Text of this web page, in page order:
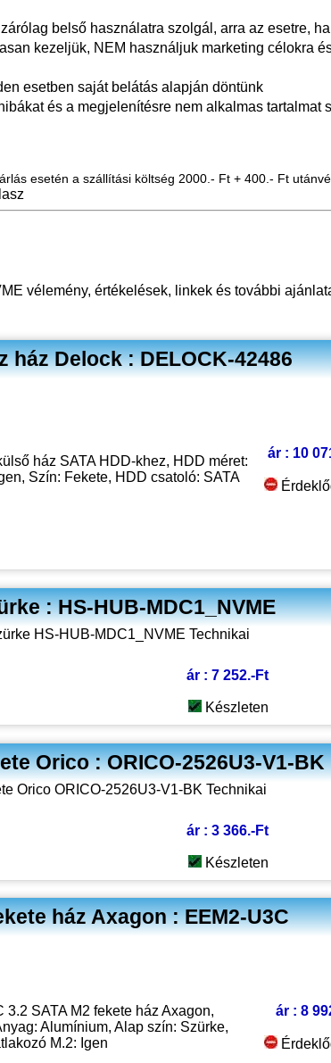
belső használatra szolgál, arra az esetre, ha
kezeljük, NEM használjuk marketing célokra
esetben saját belátás alapján döntünk
és a megjelenítésre nem alkalmas tartalmat
esetén a szállítási költség 2000.- Ft + 400.- Ft
vélemény, értékelések, linkekés további
ház Delock : DELOCK-42486
ház SATA HDD-khez, HDD méret:
Szín: Fekete, HDD csatoló: SATA
ár : 10
: HS-HUB-MDC1_NVME
ár : 7 252.-Ft
Készleten
Orico : ORICO-2526U3-V1-BK
ár : 3 366.-Ft
Készleten
ház Axagon : EEM2-U3C
SATA M2 fekete ház Axagon,
Alumínium, Alap szín: Szürke,
M.2: Igen
ár : 8